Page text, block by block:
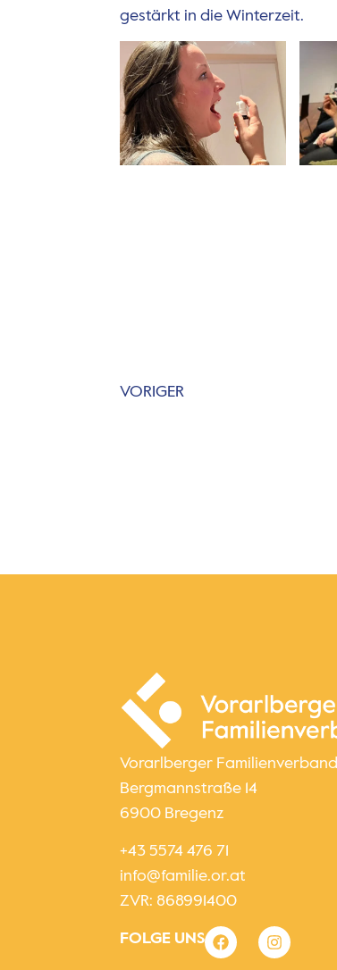
gestärkt in die Winterzeit.
VORIGER
Vorarlberger Familienverband
Bergmannstraße 14
6900 Bregenz
+43 5574 476 71
info@familie.or.at
ZVR: 868991400
FOLGE UNS